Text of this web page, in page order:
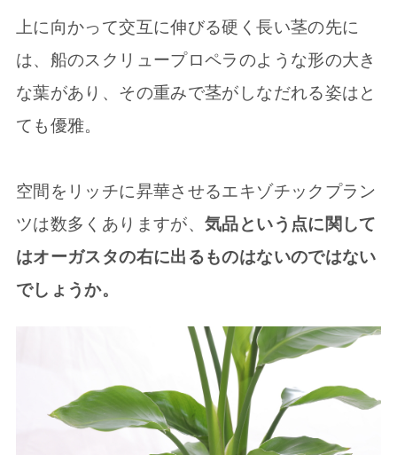
上に向かって交互に伸びる硬く長い茎の先に
は、船のスクリュープロペラのような形の大き
な葉があり、その重みで茎がしなだれる姿はと
ても優雅。
空間をリッチに昇華させるエキゾチックプラン
ツは数多くありますが、気品という点に関して
はオーガスタの右に出るものはないのではない
でしょうか。